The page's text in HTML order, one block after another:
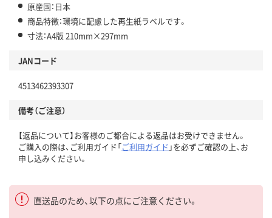
原産国：日本
商品特徴：環境に配慮した再生紙ラベルです。
寸法：A4版 210mm×297mm
JANコード
4513462393307
備考（ご注意）
【返品について】お客様のご都合による返品はお受けできません。
ご購入の際は、ご利用ガイド「ご利用ガイド 」を必ずご確認の上、お
申し込みください。
直送品のため、以下の点にご注意ください。